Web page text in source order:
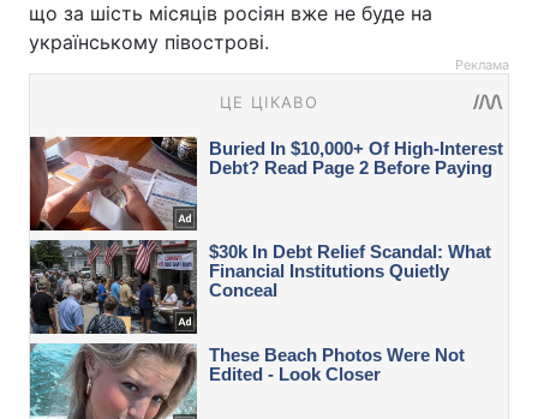
що за шість місяців росіян вже не буде на
українському півострові.
Реклама